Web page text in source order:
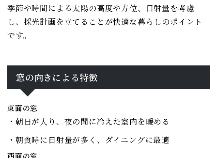
季節や時間による太陽の高度や方位、日射量を考慮
し、採光計画を立てることが快適な暮らしのポイント
です。
窓の向きによる特徴
東面の窓
・朝日が入り、夜の間に冷えた室内を暖める
・朝食時に日射量が多く、ダイニングに最適
西面の窓